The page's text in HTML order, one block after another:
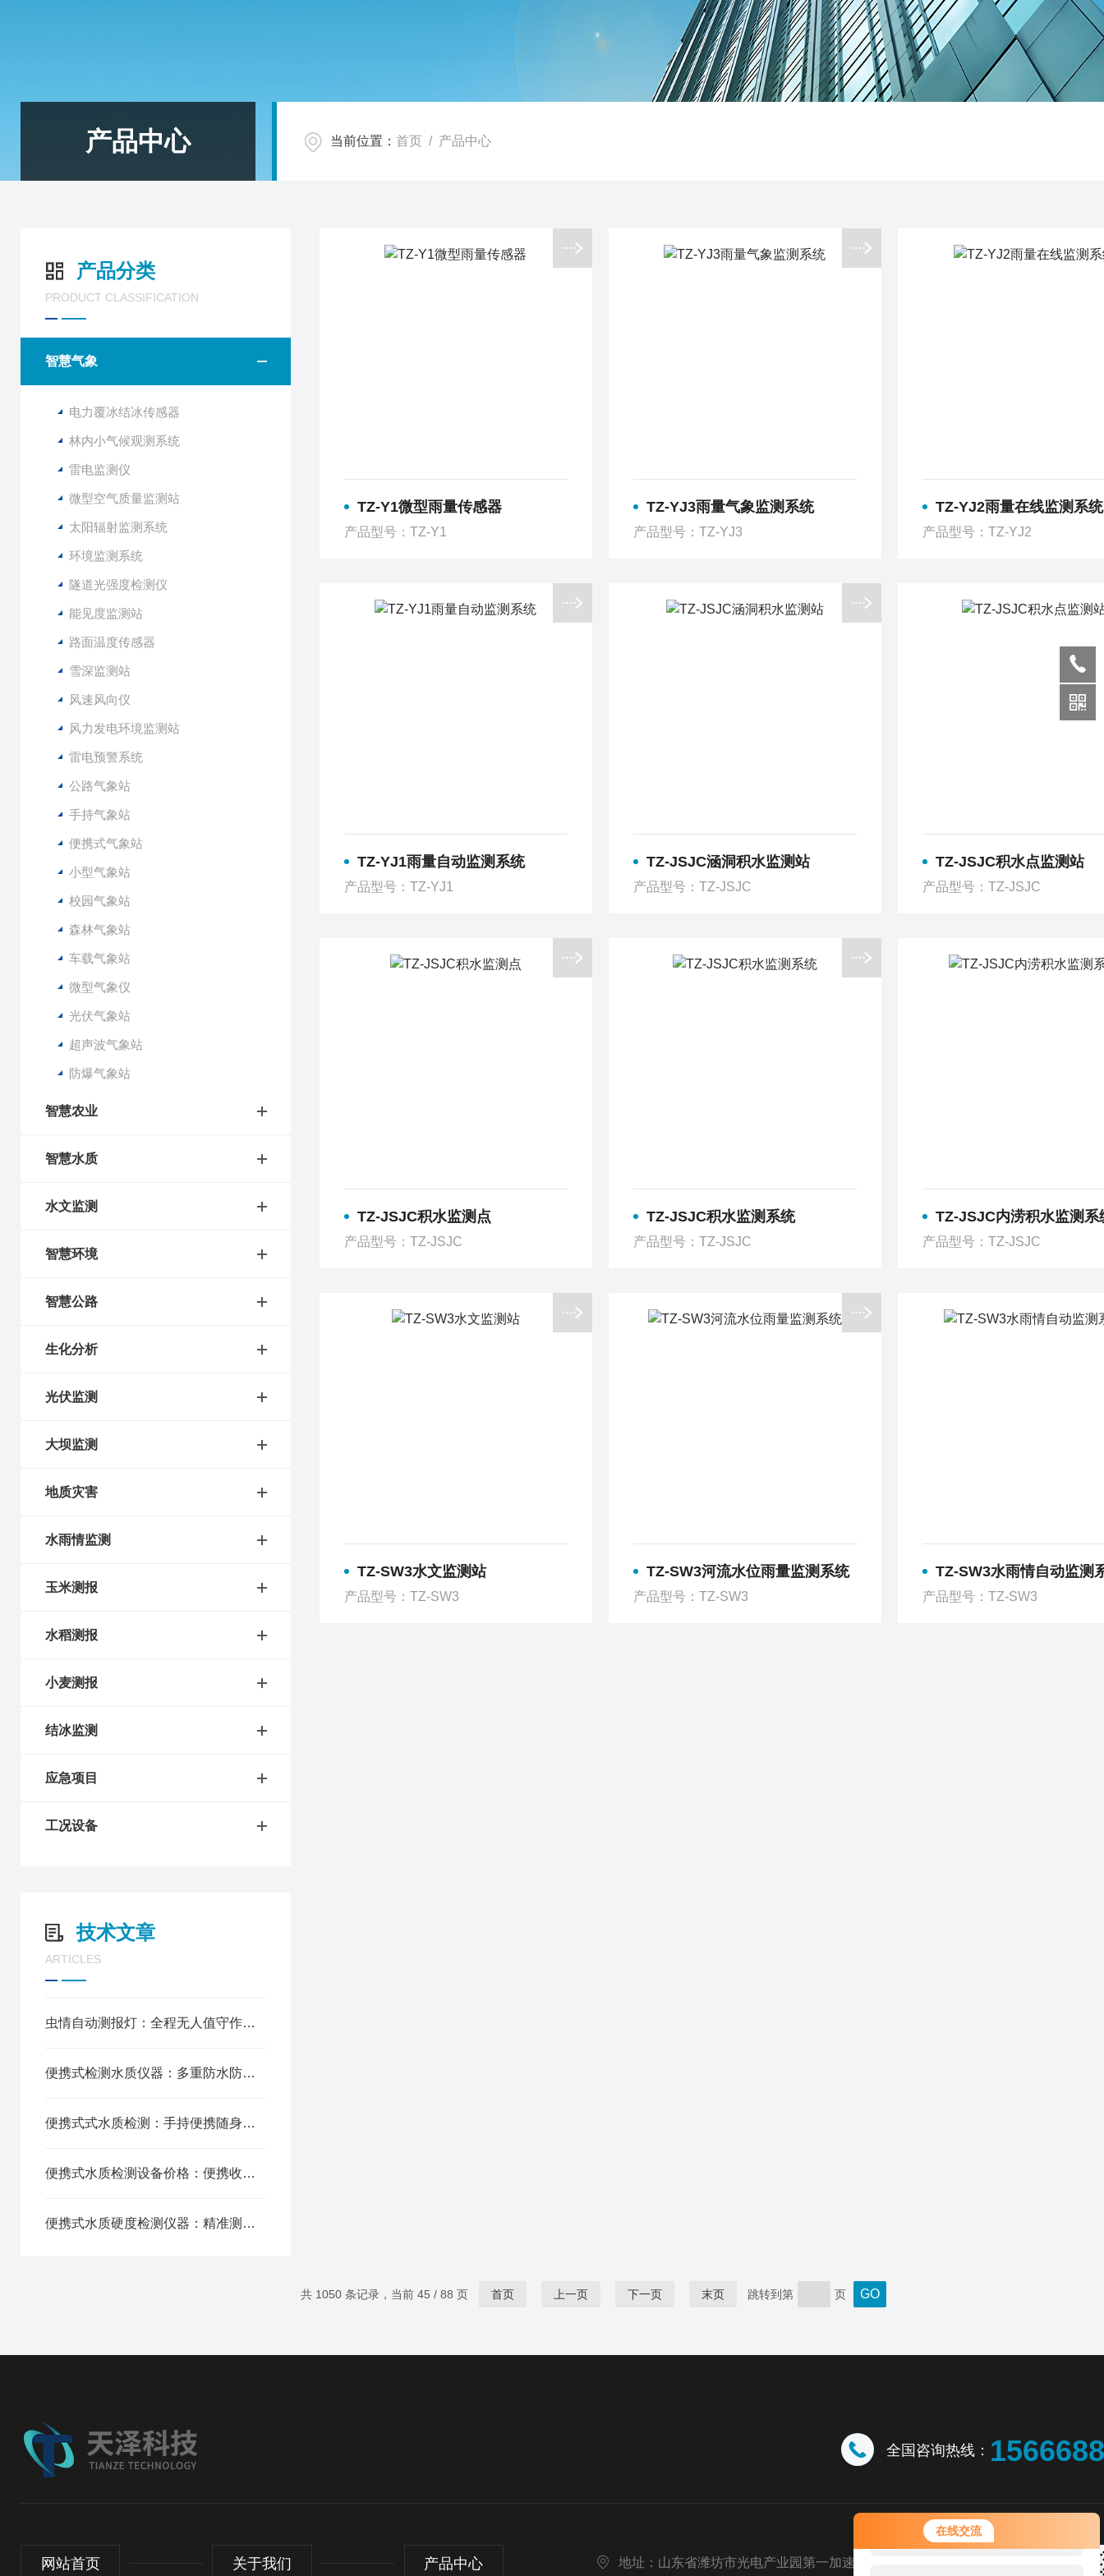
在线交流
您好！欢迎前来咨询，很高兴为您
服务，请问您要咨询什么问题呢？
产品中心 当前位置： 首页 / 产品中心
产品分类
PRODUCT CLASSIFICATION
智慧气象
电力覆冰结冰传感器
林内小气候观测系统
雷电监测仪
微型空气质量监测站
太阳辐射监测系统
环境监测系统
隧道光强度检测仪
能见度监测站
路面温度传感器
雪深监测站
风速风向仪
风力发电环境监测站
雷电预警系统
公路气象站
手持气象站
便携式气象站
小型气象站
校园气象站
森林气象站
车载气象站
微型气象仪
光伏气象站
超声波气象站
防爆气象站
智慧农业
智慧水质
水文监测
智慧环境
智慧公路
生化分析
光伏监测
大坝监测
地质灾害
水雨情监测
玉米测报
水稻测报
小麦测报
结冰监测
应急项目
工况设备
技术文章
ARTICLES
虫情自动测报灯：全程无人值守作业，全天候农田监测预警
便携式检测水质仪器：多重防水防护等级，长期野外作业稳定
便携式式水质检测：手持便携随身携带，短时间完成检测
便携式水质检测设备价格：便携收纳不占空间，适配养殖河道水务
便携式水质硬度检测仪器：精准测算水体硬度，家用工业两用适配
TZ-Y1微型雨量传感器
产品型号：TZ-Y1
TZ-YJ3雨量气象监测系统
产品型号：TZ-YJ3
TZ-YJ2雨量在线监测系统
产品型号：TZ-YJ2
TZ-YJ1雨量自动监测系统
产品型号：TZ-YJ1
TZ-JSJC涵洞积水监测站
产品型号：TZ-JSJC
TZ-JSJC积水点监测站
产品型号：TZ-JSJC
TZ-JSJC积水监测点
产品型号：TZ-JSJC
TZ-JSJC积水监测系统
产品型号：TZ-JSJC
TZ-JSJC内涝积水监测系
产品型号：TZ-JSJC
TZ-SW3水文监测站
产品型号：TZ-SW3
TZ-SW3河流水位雨量监测系统
产品型号：TZ-SW3
TZ-SW3水雨情自动监测
产品型号：TZ-SW3
共 1050 条记录，当前 45 / 88 页 首页 上一页 下一页 末页 跳转到第 页
全国咨询热线：
网站首页 关于我们 产品中心 地址：山东省潍坊市光电产业园第一加速器